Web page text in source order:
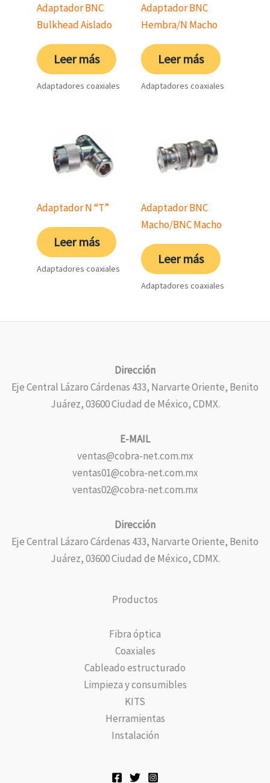
Adaptador BNC
Bulkhead Aislado
Leer más
Adaptadores coaxiales
Adaptador BNC
Hembra/N Macho
Leer más
Adaptadores coaxiales
Adaptador N “T”
Leer más
Adaptadores coaxiales
Adaptador BNC
Macho/BNC Macho
Leer más
Adaptadores coaxiales
Dirección
Eje Central Lázaro Cárdenas 433, Narvarte Oriente, Benito
Juárez, 03600 Ciudad de México, CDMX.
E-MAIL
ventas@cobra-net.com.mx
ventas01@cobra-net.com.mx
ventas02@cobra-net.com.mx
Dirección
Eje Central Lázaro Cárdenas 433, Narvarte Oriente, Benito
Juárez, 03600 Ciudad de México, CDMX.
Productos
Fibra óptica
Coaxiales
Cableado estructurado
Limpieza y consumibles
KITS
Herramientas
Instalación